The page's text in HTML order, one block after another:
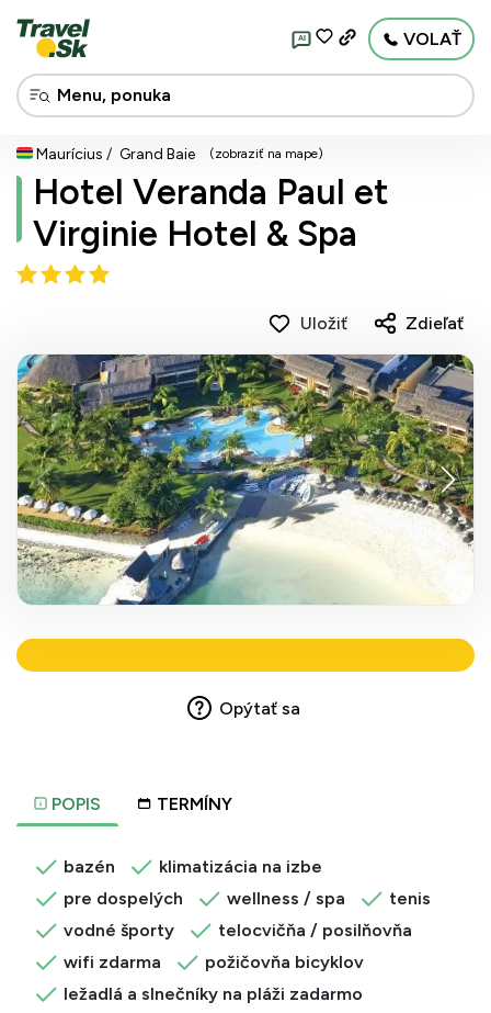
AI VOLAŤ
Maurícius Grand Baie (zobraziť na mape)
Hotel Veranda Paul et
Virginie Hotel & Spa
Uložiť Zdieľať
POPIS TERMÍNY
bazén
klimatizácia na izbe
pre dospelých
wellness / spa
tenis
vodné športy
telocvičňa / posilňovňa
wifi zdarma
požičovňa bicyklov
ležadlá a slnečníky na pláži zadarmo
Opýtať sa